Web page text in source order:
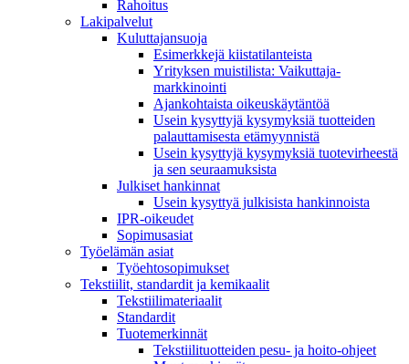
Rahoitus
Lakipalvelut
Kuluttajansuoja
Esimerkkejä kiistatilanteista
Yrityksen muistilista: Vaikuttaja­
markkinointi
Ajankohtaista oikeuskäytäntöä
Usein kysyttyjä kysymyksiä tuotteiden
palauttamisesta etämyynnistä
Usein kysyttyjä kysymyksiä tuotevirheestä
ja sen seuraamuksista
Julkiset hankinnat
Usein kysyttyä julkisista hankinnoista
IPR-oikeudet
Sopimusasiat
Työelämän asiat
Työehto­sopimukset
Tekstiilit, standardit ja kemikaalit
Tekstiilimateriaalit
Standardit
Tuotemerkinnät
Tekstiilituotteiden pesu- ja hoito-ohjeet